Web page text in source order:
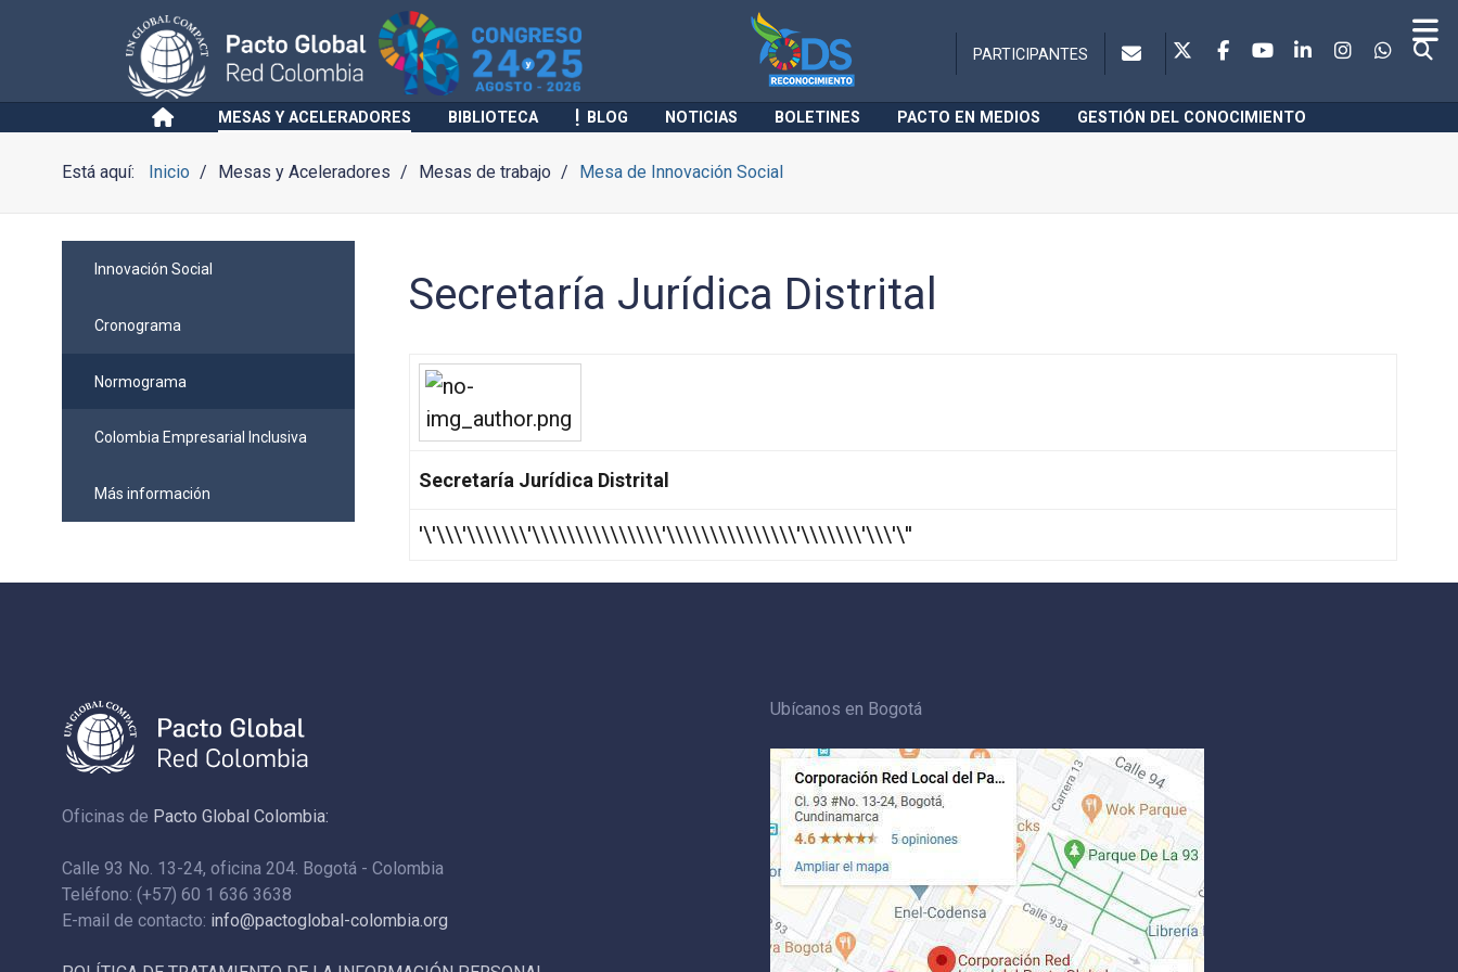
PARTICIPANTES
MESAS Y ACELERADORES BIBLIOTECA BLOG NOTICIAS BOLETINES PACTO EN MEDIOS GESTIÓN DEL CONOCIMIENTO
Está aquí: Inicio Mesas y Aceleradores Mesas de trabajo Mesa de Innovación Social
Innovación Social
Cronograma
Normograma
Colombia Empresarial Inclusiva
Más información
Secretaría Jurídica Distrital
Secretaría Jurídica Distrital
'\'\\\'\\\\\\\'\\\\\\\\\\\\\\\'\\\\\\\\\\\\\\\'\\\\\\\'\\\'\''
Oficinas de Pacto Global Colombia:
Calle 93 No. 13-24, oficina 204. Bogotá - Colombia
Teléfono: (+57) 60 1 636 3638
E-mail de contacto: info@pactoglobal-colombia.org
Ubícanos en Bogotá